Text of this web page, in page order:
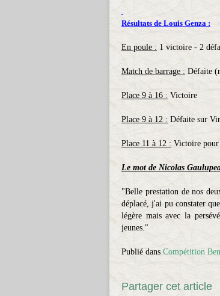
Résultats de Louis Genza :
En poule : 1 victoire - 2
Match de barrage : Défaite
Place 9 à 16 : Victoire
Place 9 à 12 : Défaite sur
Place 11 à 12 : Victoire
Le mot de Nicolas
"Belle prestation de nos
déplacé, j'ai pu constater
légère mais avec la
jeunes."
Publié dans Compétition
Partager cet article